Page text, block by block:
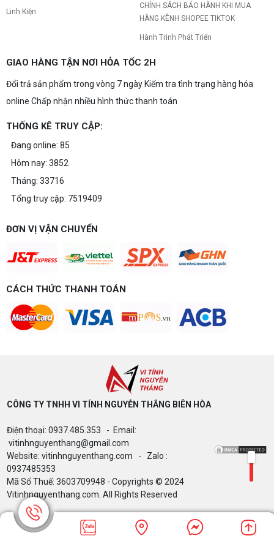
Build PC gaming theo ngân sách từ 10-40 triệu:
Intel/AMD và tránh sai tương thích. Tư vấn miễn
LÊN ĐỜI PC MÙA HÈ CÙNG COMBO
GIGABYTE & INTEL CORE ULTRA 200S
tiêu chuẩn phần cứng đối đầu với thực tế
TIẾT
x5, x6 Cho RTX 40 Series và Card AMD
Rò Rỉ Intel Core Ultra 400 (Nova Lake-S):
Quái Thú 52 Nhân Hay Nước Đi Gây Tranh
Cãi Của Đội Xanh?
Linh Kiện
CHÍNH SÁCH BẢO HÀNH KHI MUA
HÀNG KÊNH SHOPEE TIKTOK
Hành Trình Phát Triển
GIAO HÀNG TẬN NƠI HỎA TỐC 2H
Đổi trả sản phẩm trong vòng 7 ngày Kiểm tra tình trạng hàng hóa
online Chấp nhận nhiều hình thức thanh toán
THỐNG KÊ TRUY CẬP:
Đang online: 85
Hôm nay: 3852
Tháng: 33716
Tổng truy cập: 7519409
ĐƠN VỊ VẬN CHUYỂN
CÁCH THỨC THANH TOÁN
CÔNG TY TNHH VI TÍNH NGUYỄN THẮNG BIÊN HÒA​
Điện thoại: 0937.485.353 - Email:
vitinhnguyenthang@gmail.com
Website: vitinhnguyenthang.com - Zalo :
0937485353
Mã Số Thuế: 3603709948 - Copyrights © 2024
Vitinhnguyenthang.com. All Rights Reserved